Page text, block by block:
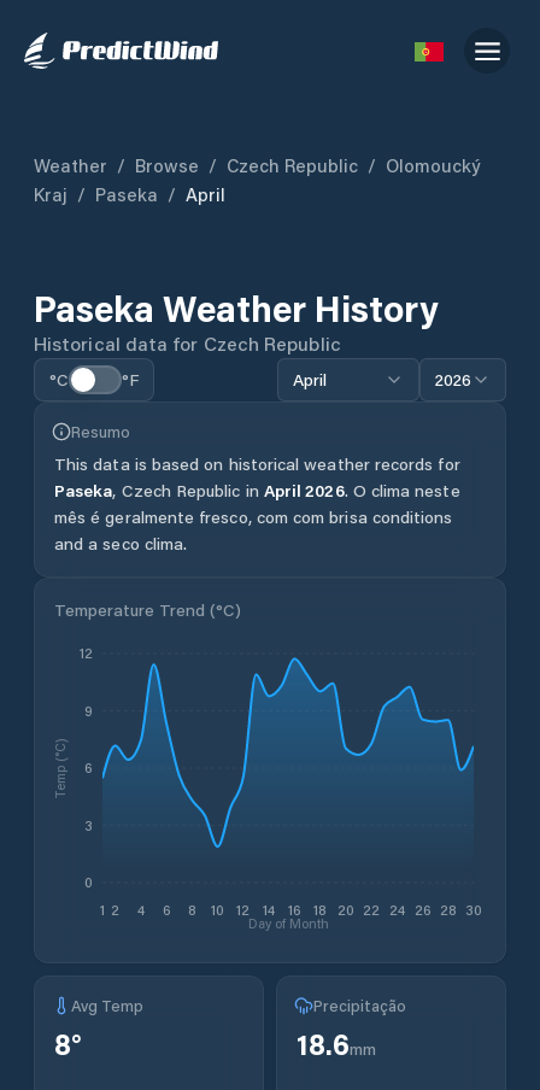
Weather / Browse / Czech Republic / Olomoucký
Kraj / Paseka / April
Paseka Weather History
Historical data for Czech Republic
°C °F April 2026
Resumo
This data is based on historical weather records for
Paseka, Czech Republic in April 2026. O clima neste
mês é geralmente fresco, com com brisa conditions
and a seco clima.
Temperature Trend (°C)
1 2 4 6 8 10 12 14 16 18 20 22 24 26 28 30
Day of Month
0
3
6
9
12
Temp (°C)
Avg Temp
8°
Precipitação
18.6mm